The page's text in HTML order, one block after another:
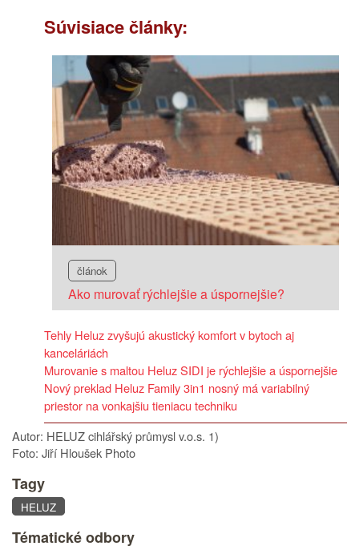
Súvisiace články:
článok
Ako murovať rýchlejšie a úspornejšie?
Tehly Heluz zvyšujú akustický komfort v bytoch aj
kanceláriách
Murovanie s maltou Heluz SIDI je rýchlejšie a úspornejšie
Nový preklad Heluz Family 3in1 nosný má variabilný
priestor na vonkajšiu tieniacu techniku
Autor: HELUZ cihlářský průmysl v.o.s. 1)
Foto: Jiří Hloušek Photo
Tagy
HELUZ
Tématické odbory